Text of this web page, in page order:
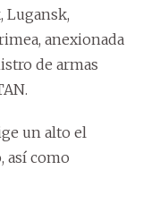
Lugansk,
anexionada
de armas
un alto el
así como